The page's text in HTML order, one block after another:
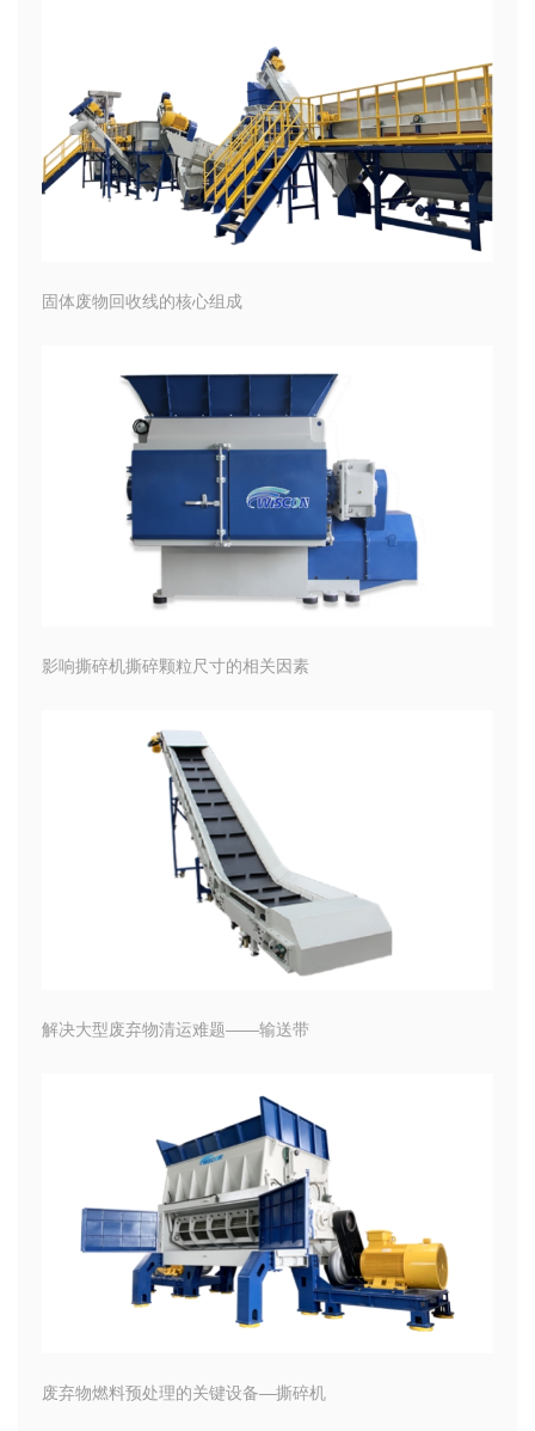
固体废物回收线的核心组成
影响撕碎机撕碎颗粒尺寸的相关因素
解决大型废弃物清运难题——输送带
废弃物燃料预处理的关键设备—撕碎机